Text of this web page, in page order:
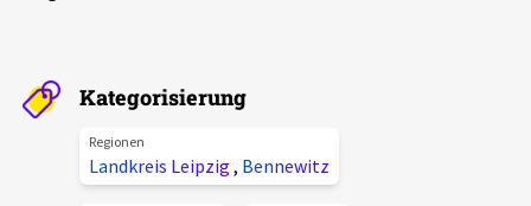
Phänomene
Aktuelles
Kategorisierung
Regionen
Landkreis Leipzig , Bennewitz